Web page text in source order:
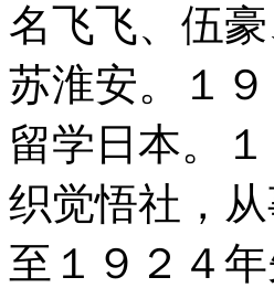
名飞飞、伍
苏淮安。１
留学日本。
织觉悟社，
至１９２４